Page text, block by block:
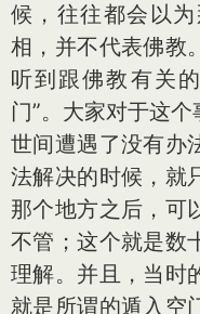
候，往往都会以
相，并不代表佛教
听到跟佛教有关
门”。大家对于这
世间遭遇了没有办
法解决的时候，就
那个地方之后，可
不管；这个就是数
理解。并且，当时
就是所谓的遁入空